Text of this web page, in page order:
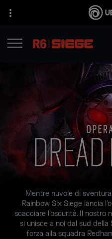
Mentre nuvole di
Rainbow Six Siege lancia
scacciare l'oscurità. Il nostro
si unisce a noi dal sud
forza alla squadra